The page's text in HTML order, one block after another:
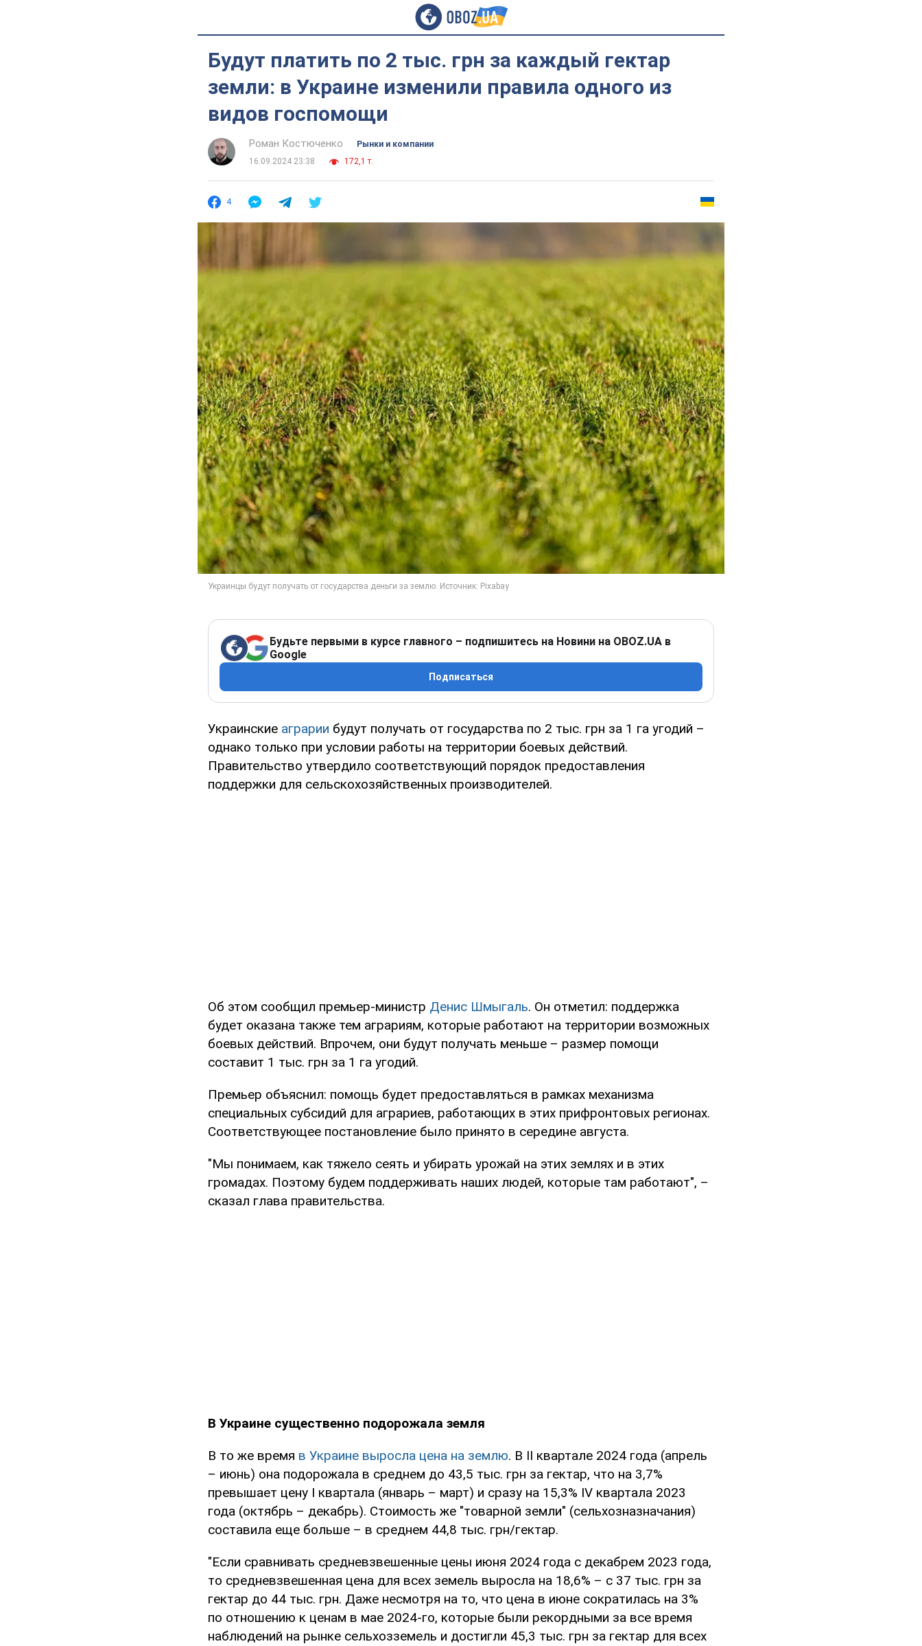
Будут платить по 2 тыс. грн за каждый гектар
земли: в Украине изменили правила одного из
видов госпомощи
Роман Костюченко
Рынки и компании
16.09.2024 23:38
172,1 т.
4
Будьте первыми в курсе главного – подпишитесь на Новини на OBOZ.UA в
Google
Подписаться
Украинские аграрии будут получать от государства по 2 тыс. грн за 1 га угодий –
однако только при условии работы на территории боевых действий.
Правительство утвердило соответствующий порядок предоставления
поддержки для сельскохозяйственных производителей.
Об этом сообщил премьер-министр Денис Шмыгаль. Он отметил: поддержка
будет оказана также тем аграриям, которые работают на территории возможных
боевых действий. Впрочем, они будут получать меньше – размер помощи
составит 1 тыс. грн за 1 га угодий.
Премьер объяснил: помощь будет предоставляться в рамках механизма
специальных субсидий для аграриев, работающих в этих прифронтовых регионах.
Соответствующее постановление было принято в середине августа.
"Мы понимаем, как тяжело сеять и убирать урожай на этих землях и в этих
громадах. Поэтому будем поддерживать наших людей, которые там работают", –
сказал глава правительства.
В Украине существенно подорожала земля
В то же время в Украине выросла цена на землю. В II квартале 2024 года (апрель
– июнь) она подорожала в среднем до 43,5 тыс. грн за гектар, что на 3,7%
превышает цену I квартала (январь – март) и сразу на 15,3% IV квартала 2023
года (октябрь – декабрь). Стоимость же "товарной земли" (сельхозназначания)
составила еще больше – в среднем 44,8 тыс. грн/гектар.
"Если сравнивать средневзвешенные цены июня 2024 года с декабрем 2023 года,
то средневзвешенная цена для всех земель выросла на 18,6% – с 37 тыс. грн за
гектар до 44 тыс. грн. Даже несмотря на то, что цена в июне сократилась на 3%
по отношению к ценам в мае 2024-го, которые были рекордными за все время
наблюдений на рынке сельхозземель и достигли 45,3 тыс. грн за гектар для всех